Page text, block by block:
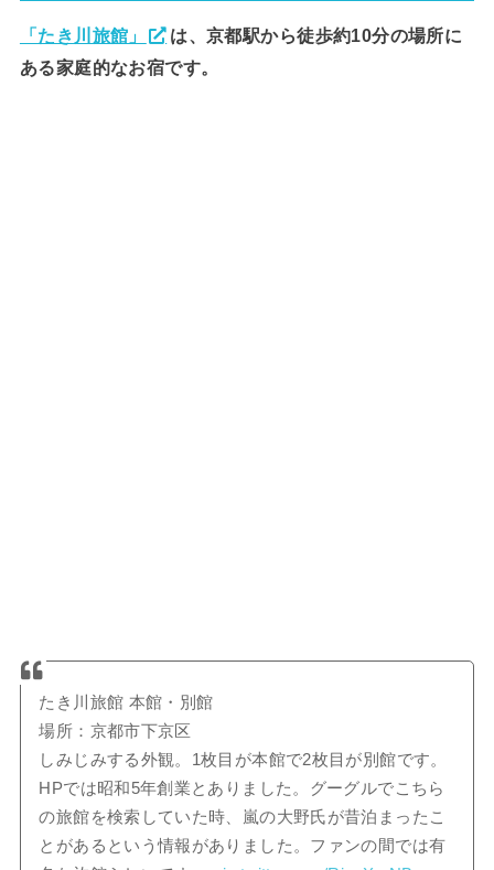
「たき川旅館」
は、京都駅から徒歩約10分の場所に
ある家庭的なお宿です。
たき川旅館 本館・別館
場所：京都市下京区
しみじみする外観。1枚目が本館で2枚目が別館です。
HPでは昭和5年創業とありました。グーグルでこちら
の旅館を検索していた時、嵐の大野氏が昔泊まったこ
とがあるという情報がありました。ファンの間では有